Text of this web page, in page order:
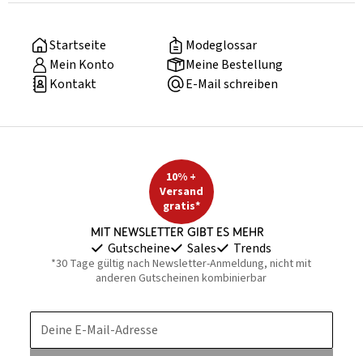
Startseite
Modeglossar
Mein Konto
Meine Bestellung
Kontakt
E-Mail schreiben
10% +
Versand
gratis*
Mit Newsletter gibt es mehr
Gutscheine Sales Trends
*30 Tage gültig nach Newsletter-Anmeldung, nicht mit
anderen Gutscheinen kombinierbar
Deine E-Mail-Adresse